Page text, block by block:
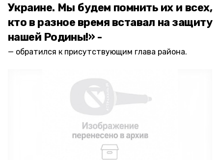
Украине. Мы будем помнить их и всех,
кто в разное время вставал на защиту
нашей Родины!» -
обратился к присутствующим глава района.